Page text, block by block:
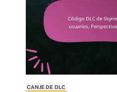
CANJE DE DLC